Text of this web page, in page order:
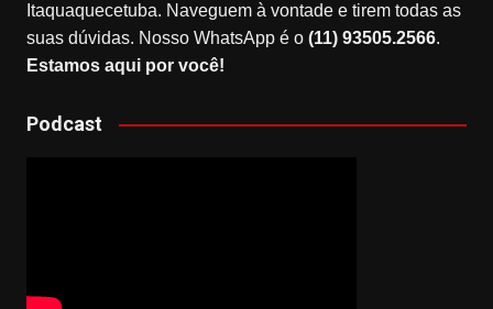
Itaquaquecetuba. Naveguem à vontade e tirem todas as
suas dúvidas. Nosso WhatsApp é o (11) 93505.2566.
Estamos aqui por você!
Podcast